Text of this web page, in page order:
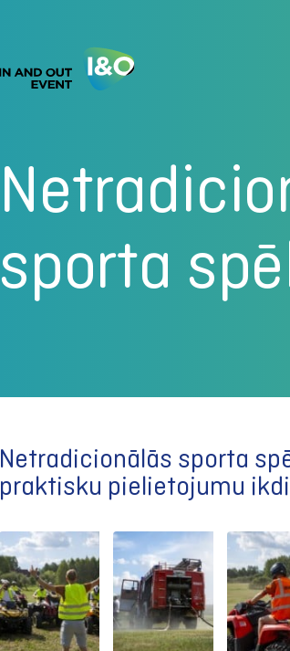
sporta
Netradicionālās sporta
praktisku pielietojumu